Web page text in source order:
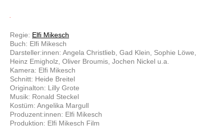
Regie: Elfi Mikesch
Buch: Elfi Mikesch
Darsteller:innen: Angela Christlieb, Gad Klein, Sophie Löwe,
Heinz Emigholz, Oliver Broumis, Jochen Nickel u.a.
Kamera: Elfi Mikesch
Schnitt: Heide Breitel
Originalton: Lilly Grote
Musik: Ronald Steckel
Kostüm: Angelika Margull
Produzent:innen: Elfi Mikesch
Produktion: Elfi Mikesch Film